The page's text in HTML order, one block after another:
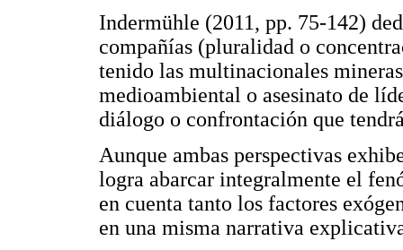
Indermühle (2011, pp. 75-142)
compañías (pluralidad o
tenido las multinacionales
medioambiental o asesinato de
diálogo o confrontación que
Aunque ambas perspectivas
logra abarcar integralmente el
en cuenta tanto los factores
en una misma narrativa